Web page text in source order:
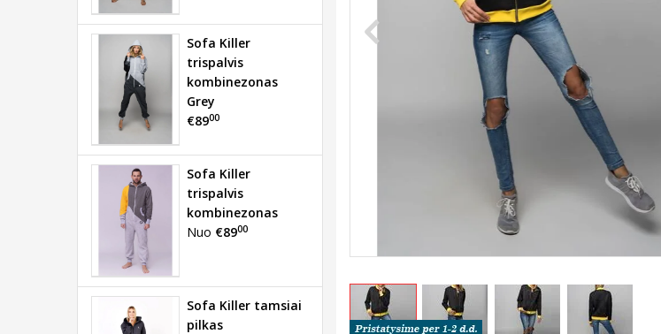
Sofa Killer
trispalvis
kombinezonas
Grey
€8900
Sofa Killer
trispalvis
kombinezonas
Nuo €8900
Sofa Killer tamsiai
pilkas